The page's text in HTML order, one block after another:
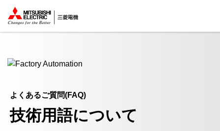
ここから本文
よくあるご質問(FAQ)
技術用語について